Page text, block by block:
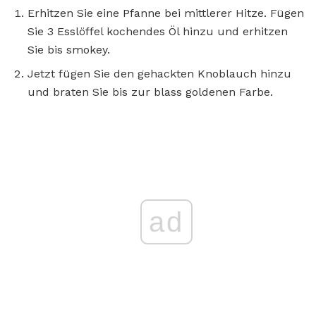
Erhitzen Sie eine Pfanne bei mittlerer Hitze. Fügen
Sie 3 Esslöffel kochendes Öl hinzu und erhitzen
Sie bis smokey.
Jetzt fügen Sie den gehackten Knoblauch hinzu
und braten Sie bis zur blass goldenen Farbe.
ad